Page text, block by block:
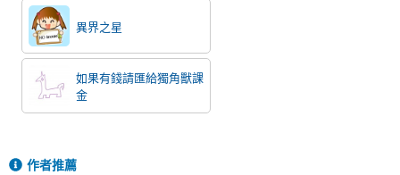
異界之星
如果有錢請匯給獨角獸課
金
作者推薦